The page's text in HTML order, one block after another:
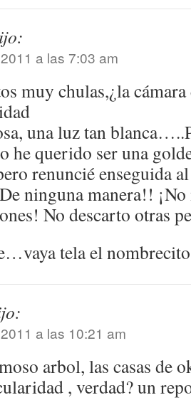
a las 7:03 am
muy chulas,¿la
una luz tan
he querido ser una
renuncié enseguida
ninguna manera!!
No descarto otras
tela el
a las 10:21 am
arbol, las casas de
, verdad? un